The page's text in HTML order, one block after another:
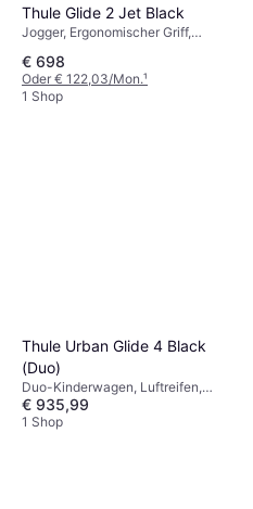
Thule Glide 2 Jet Black
Jogger, Ergonomischer Griff,
Regenschutz, Einstellbarer Griff,
Warenkorb, Liegeposition,
Schwarz
€ 698
Oder € 122,03/Mon.¹
1 Shop
Thule Urban Glide 4 Black
(Duo)
Duo-Kinderwagen, Luftreifen,
Ergonomischer Griff, Verstellbare
Fußstütze, Einhandbedienung,
€ 935,99
1 Shop